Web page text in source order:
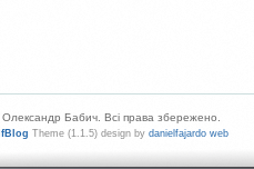
Бабич. Всі права збережено.
Theme (1.1.5) design by danielfajardo web